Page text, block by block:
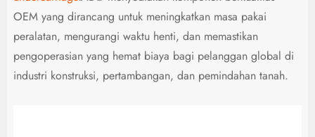
OEM yang dirancang untuk meningkatkan masa pakai
peralatan, mengurangi waktu henti, dan memastikan
pengoperasian yang hemat biaya bagi pelanggan global di
industri konstruksi, pertambangan, dan pemindahan tanah.